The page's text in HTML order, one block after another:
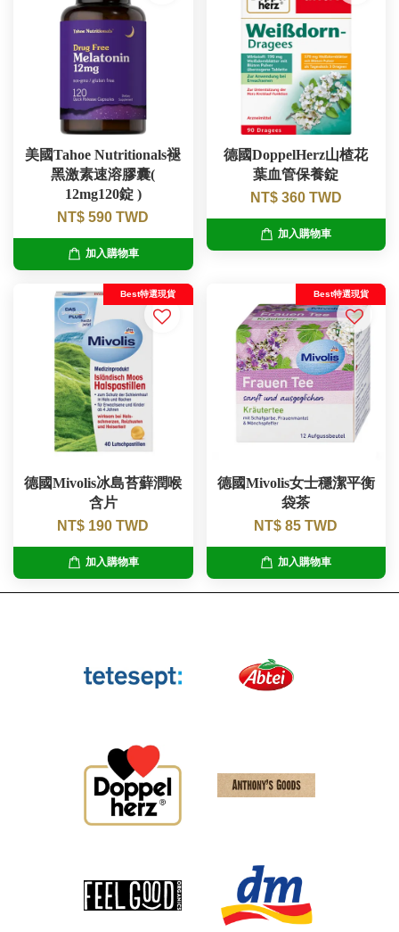
美國Tahoe Nutritionals褪
黑激素速溶膠囊(
12mg120錠 )
NT$ 590 TWD
加入購物車
德國DoppelHerz山楂花
葉血管保養錠
NT$ 360 TWD
加入購物車
Best特選現貨
德國Mivolis冰島苔蘚潤喉
含片
NT$ 190 TWD
加入購物車
Best特選現貨
德國Mivolis女士穩潔平衡
袋茶
NT$ 85 TWD
加入購物車